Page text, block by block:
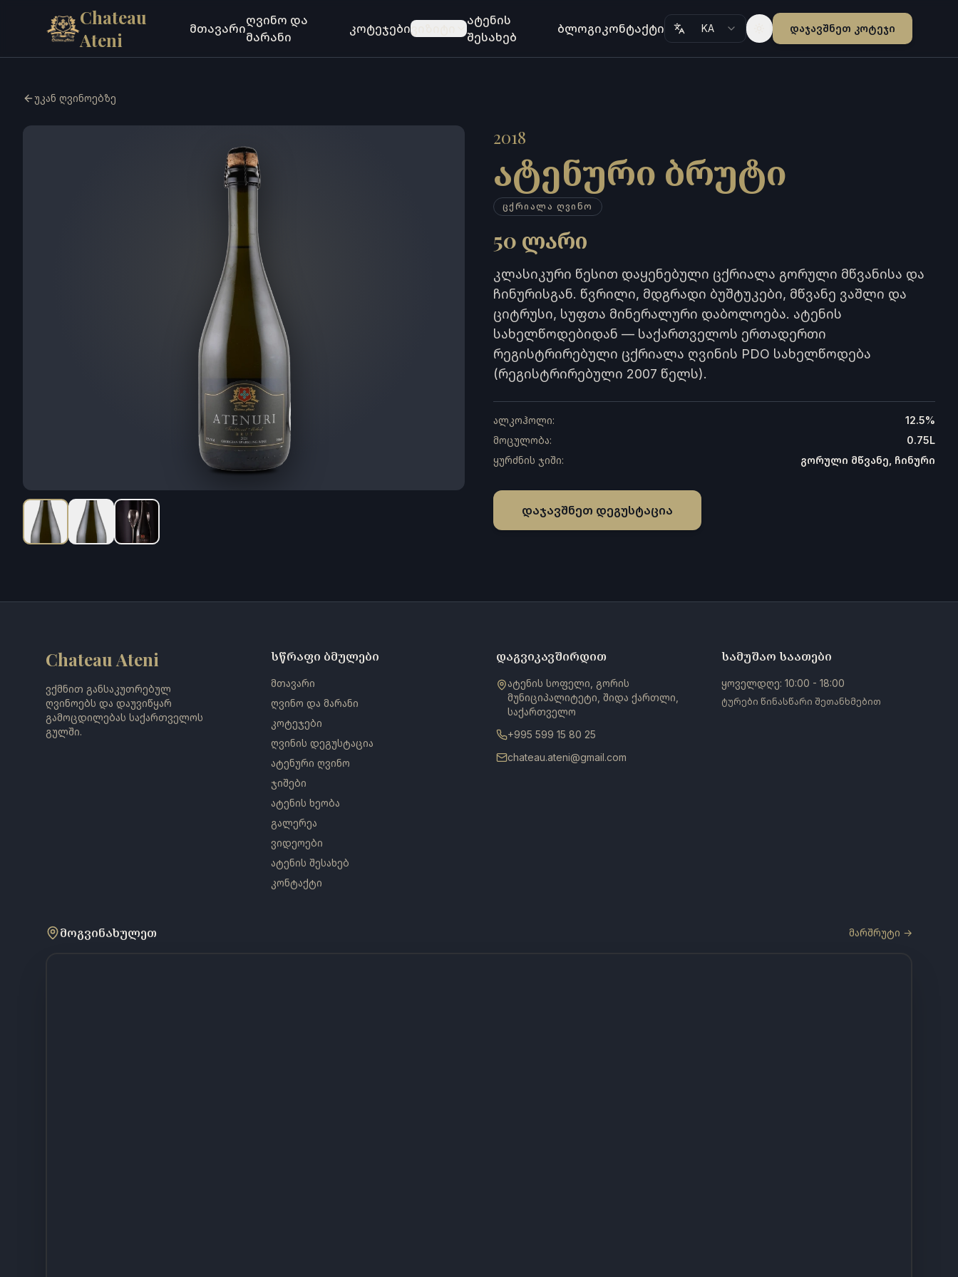
გადასვლა ძირითად შინაარსზე
Chateau
Ateni
მთავარი
ღვინო და
მარანი
კოტეჯებივიზიტი
ატენის
შესახებ
ბლოგიკონტაქტი KA Toggle theme
დაჯავშნეთ კოტეჯი
უკან ღვინოებზე
2018
ატენური ბრუტი
ᲪᲥᲠᲘᲐᲚᲐ ᲦᲕᲘᲜᲝ
50 ლარი
კლასიკური წესით დაყენებული ცქრიალა გორული მწვანისა და
ჩინურისგან. წვრილი, მდგრადი ბუშტუკები, მწვანე ვაშლი და
ციტრუსი, სუფთა მინერალური დაბოლოება. ატენის
სახელწოდებიდან — საქართველოს ერთადერთი
რეგისტრირებული ცქრიალა ღვინის PDO სახელწოდება
(რეგისტრირებული 2007 წელს).
ალკოჰოლი:
12.5%
მოცულობა:
0.75L
ყურძნის ჯიში: გორული მწვანე, ჩინური
დაჯავშნეთ დეგუსტაცია
Chateau Ateni
ვქმნით განსაკუთრებულ
ღვინოებს და დაუვიწყარ
გამოცდილებას საქართველოს
გულში.
სწრაფი ბმულები
მთავარი
ღვინო და მარანი
კოტეჯები
ღვინის დეგუსტაცია
ატენური ღვინო
ჯიშები
ატენის ხეობა
გალერეა
ვიდეოები
ატენის შესახებ
კონტაქტი
დაგვიკავშირდით
ატენის სოფელი, გორის
მუნიციპალიტეტი, შიდა ქართლი,
საქართველო
+995 599 15 80 25
chateau.ateni@gmail.com
სამუშაო საათები
ყოველდღე: 10:00 - 18:00
ტურები წინასწარი შეთანხმებით
მოგვინახულეთ მარშრუტი →